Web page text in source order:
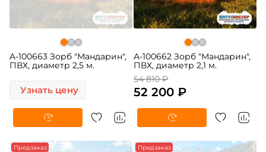
A-100663 Зорб "Мандарин",
ПВХ, диаметр 2,5 м.
Узнать цену
A-100662 Зорб "Мандарин",
ПВХ, диаметр 2,1 м.
54 810 ₽
52 200 ₽
-5% Предзаказ Предзаказ